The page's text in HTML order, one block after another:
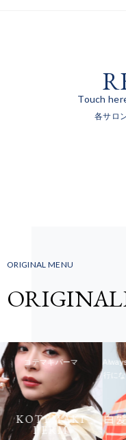
Touch
各サロ
ORIGINAL MENU
コテマキパーマ
KOTEMAKI
PERM
行に
白